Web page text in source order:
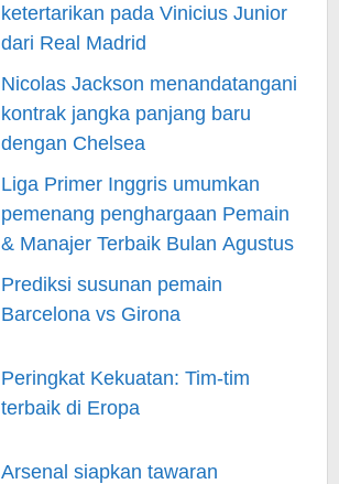
ketertarikan pada Vinicius Junior
dari Real Madrid
Nicolas Jackson menandatangani
kontrak jangka panjang baru
dengan Chelsea
Liga Primer Inggris umumkan
pemenang penghargaan Pemain
& Manajer Terbaik Bulan Agustus
Prediksi susunan pemain
Barcelona vs Girona
Peringkat Kekuatan: Tim-tim
terbaik di Eropa
Arsenal siapkan tawaran